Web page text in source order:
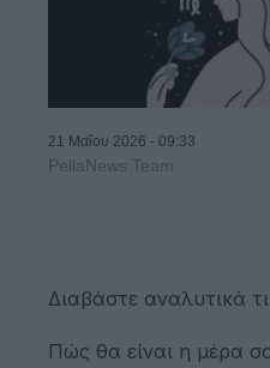
21 Μαΐου 2026 - 09:33
PellaNews Team
Διαβάστε αναλυτικά
Πώς θα είναι η μέρα